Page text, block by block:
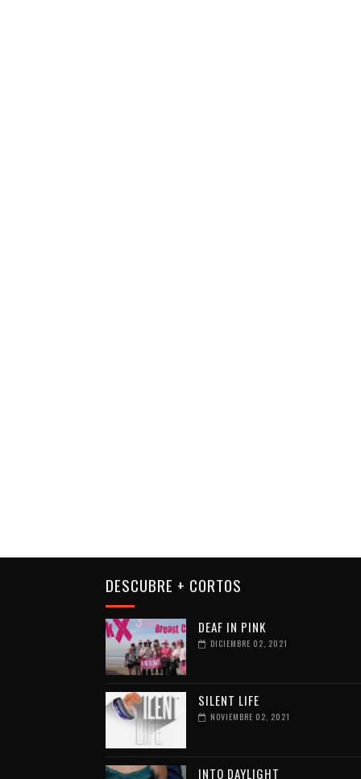
DESCUBRE + CORTOS
DEAF IN PINK
DICIEMBRE 02, 2021
SILENT LIFE
NOVIEMBRE 02, 2021
INTO DAYLIGHT